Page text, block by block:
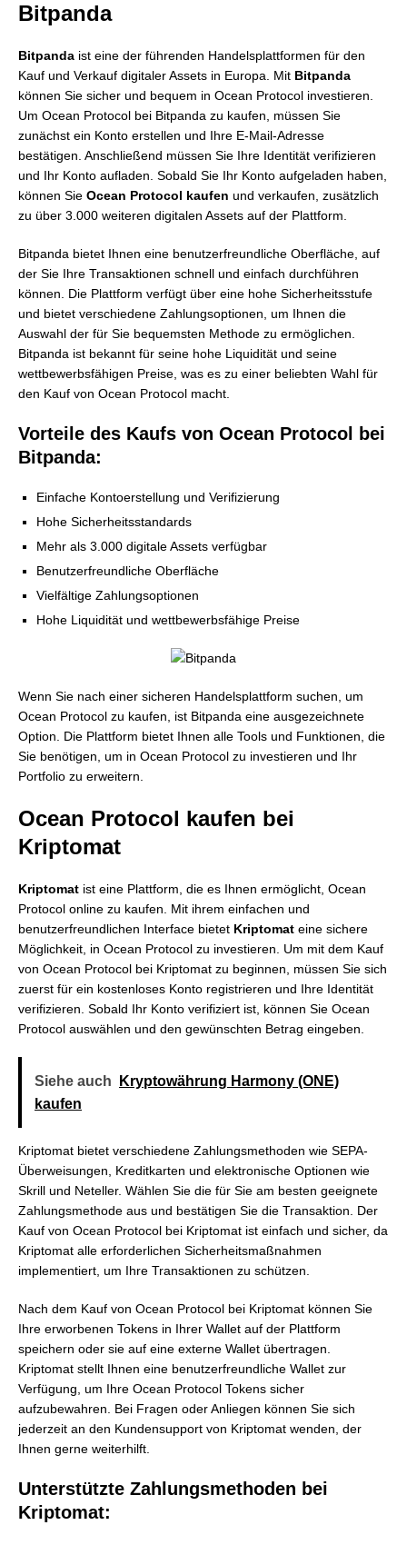
Bitpanda
Bitpanda ist eine der führenden Handelsplattformen für den
Kauf und Verkauf digitaler Assets in Europa. Mit Bitpanda
können Sie sicher und bequem in Ocean Protocol investieren.
Um Ocean Protocol bei Bitpanda zu kaufen, müssen Sie
zunächst ein Konto erstellen und Ihre E-Mail-Adresse
bestätigen. Anschließend müssen Sie Ihre Identität verifizieren
und Ihr Konto aufladen. Sobald Sie Ihr Konto aufgeladen haben,
können Sie Ocean Protocol kaufen und verkaufen, zusätzlich
zu über 3.000 weiteren digitalen Assets auf der Plattform.
Bitpanda bietet Ihnen eine benutzerfreundliche Oberfläche, auf
der Sie Ihre Transaktionen schnell und einfach durchführen
können. Die Plattform verfügt über eine hohe Sicherheitsstufe
und bietet verschiedene Zahlungsoptionen, um Ihnen die
Auswahl der für Sie bequemsten Methode zu ermöglichen.
Bitpanda ist bekannt für seine hohe Liquidität und seine
wettbewerbsfähigen Preise, was es zu einer beliebten Wahl für
den Kauf von Ocean Protocol macht.
Vorteile des Kaufs von Ocean Protocol bei
Bitpanda:
Einfache Kontoerstellung und Verifizierung
Hohe Sicherheitsstandards
Mehr als 3.000 digitale Assets verfügbar
Benutzerfreundliche Oberfläche
Vielfältige Zahlungsoptionen
Hohe Liquidität und wettbewerbsfähige Preise
Wenn Sie nach einer sicheren Handelsplattform suchen, um
Ocean Protocol zu kaufen, ist Bitpanda eine ausgezeichnete
Option. Die Plattform bietet Ihnen alle Tools und Funktionen, die
Sie benötigen, um in Ocean Protocol zu investieren und Ihr
Portfolio zu erweitern.
Ocean Protocol kaufen bei
Kriptomat
Kriptomat ist eine Plattform, die es Ihnen ermöglicht, Ocean
Protocol online zu kaufen. Mit ihrem einfachen und
benutzerfreundlichen Interface bietet Kriptomat eine sichere
Möglichkeit, in Ocean Protocol zu investieren. Um mit dem Kauf
von Ocean Protocol bei Kriptomat zu beginnen, müssen Sie sich
zuerst für ein kostenloses Konto registrieren und Ihre Identität
verifizieren. Sobald Ihr Konto verifiziert ist, können Sie Ocean
Protocol auswählen und den gewünschten Betrag eingeben.
Siehe auch
Kryptowährung Harmony (ONE)
kaufen
Kriptomat bietet verschiedene Zahlungsmethoden wie SEPA-
Überweisungen, Kreditkarten und elektronische Optionen wie
Skrill und Neteller. Wählen Sie die für Sie am besten geeignete
Zahlungsmethode aus und bestätigen Sie die Transaktion. Der
Kauf von Ocean Protocol bei Kriptomat ist einfach und sicher, da
Kriptomat alle erforderlichen Sicherheitsmaßnahmen
implementiert, um Ihre Transaktionen zu schützen.
Nach dem Kauf von Ocean Protocol bei Kriptomat können Sie
Ihre erworbenen Tokens in Ihrer Wallet auf der Plattform
speichern oder sie auf eine externe Wallet übertragen.
Kriptomat stellt Ihnen eine benutzerfreundliche Wallet zur
Verfügung, um Ihre Ocean Protocol Tokens sicher
aufzubewahren. Bei Fragen oder Anliegen können Sie sich
jederzeit an den Kundensupport von Kriptomat wenden, der
Ihnen gerne weiterhilft.
Unterstützte Zahlungsmethoden bei
Kriptomat: